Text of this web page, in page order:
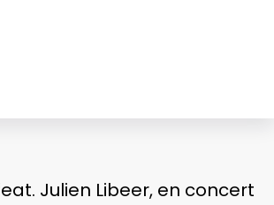
Julien Libeer, en concert